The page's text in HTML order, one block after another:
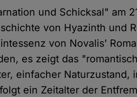
und Schicksal" am
von Hyazinth und
von Novalis’
es zeigt das
einfacher Naturzustand,
ein Zeitalter der